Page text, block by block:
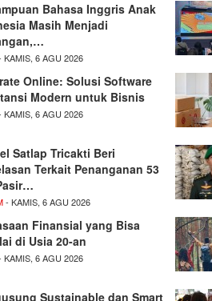
Bahasa Inggris Anak
Masih Menjadi
KAMIS, 6 AGU 2026
Online: Solusi Software
Modern untuk Bisnis
KAMIS, 6 AGU 2026
Satlap Tricakti Beri
Terkait Penanganan 53
- KAMIS, 6 AGU 2026
Finansial yang Bisa
di Usia 20-an
KAMIS, 6 AGU 2026
Sustainable dan Smart